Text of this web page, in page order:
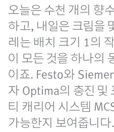
오늘은 수천 개의 향
하고, 내일은 크림을
레는 배치 크기 1의
이 모든 것을 하나의
이죠. Festo와
자 Optima의 충진 및
티 캐리어 시스템
가능한지 보여줍니다.